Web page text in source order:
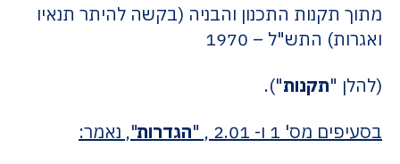
מתוך תקנות התכנון והבניה (בקשה להיתר תנאיו
ואגרות) התש"ל – 1970
(להלן "תקנות").
בסעיפים מס' 1 ו- 2.01 , "
הגדרות", נאמר: